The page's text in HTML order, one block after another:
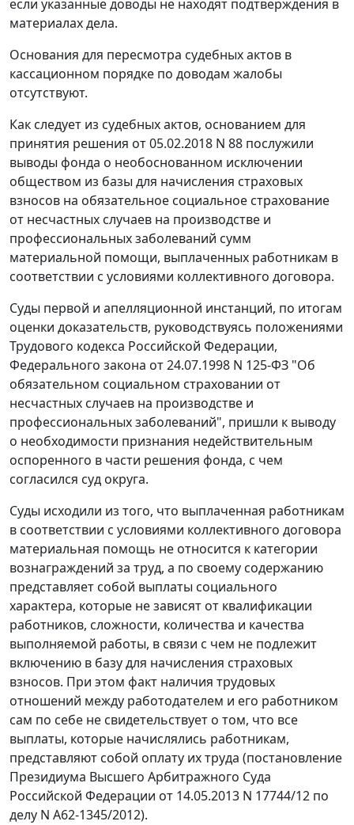
если указанные доводы не находят подтверждения в
материалах дела.
Основания для пересмотра судебных актов в
кассационном порядке по доводам жалобы
отсутствуют.
Как следует из судебных актов, основанием для
принятия решения от 05.02.2018 N 88 послужили
выводы фонда о необоснованном исключении
обществом из базы для начисления страховых
взносов на обязательное социальное страхование
от несчастных случаев на производстве и
профессиональных заболеваний сумм
материальной помощи, выплаченных работникам в
соответствии с условиями коллективного договора.
Суды первой и апелляционной инстанций, по итогам
оценки доказательств, руководствуясь положениями
Трудового кодекса Российской Федерации,
Федерального закона от 24.07.1998 N 125-ФЗ "Об
обязательном социальном страховании от
несчастных случаев на производстве и
профессиональных заболеваний", пришли к выводу
о необходимости признания недействительным
оспоренного в части решения фонда, с чем
согласился суд округа.
Суды исходили из того, что выплаченная работникам
в соответствии с условиями коллективного договора
материальная помощь не относится к категории
вознаграждений за труд, а по своему содержанию
представляет собой выплаты социального
характера, которые не зависят от квалификации
работников, сложности, количества и качества
выполняемой работы, в связи с чем не подлежит
включению в базу для начисления страховых
взносов. При этом факт наличия трудовых
отношений между работодателем и его работником
сам по себе не свидетельствует о том, что все
выплаты, которые начислялись работникам,
представляют собой оплату их труда (постановление
Президиума Высшего Арбитражного Суда
Российской Федерации от 14.05.2013 N 17744/12 по
делу N А62-1345/2012).